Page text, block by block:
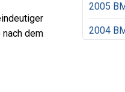
dem
2005
2004